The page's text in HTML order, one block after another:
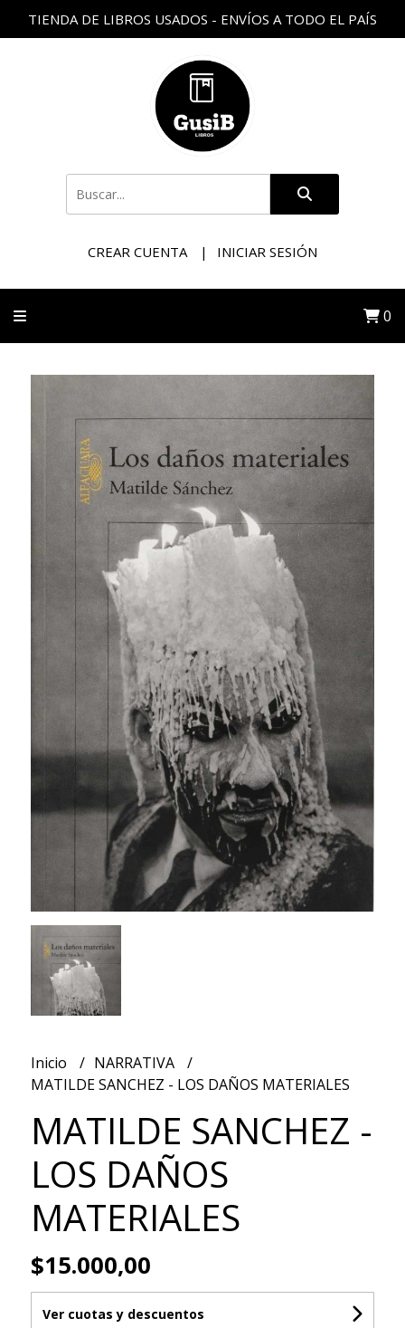
TIENDA DE LIBROS USADOS - ENVÍOS A TODO EL PAÍS
CREAR CUENTA INICIAR SESIÓN
0
Inicio
NARRATIVA
MATILDE SANCHEZ - LOS DAÑOS MATERIALES
MATILDE SANCHEZ -
LOS DAÑOS
MATERIALES
$15.000,00
Ver cuotas y descuentos